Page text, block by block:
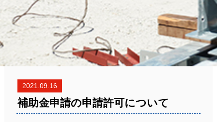
2021.09.16
補助金申請の申請許可について